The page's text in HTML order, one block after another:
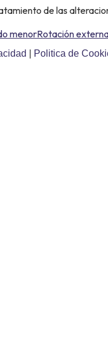
de las
menorRotación
Politica de